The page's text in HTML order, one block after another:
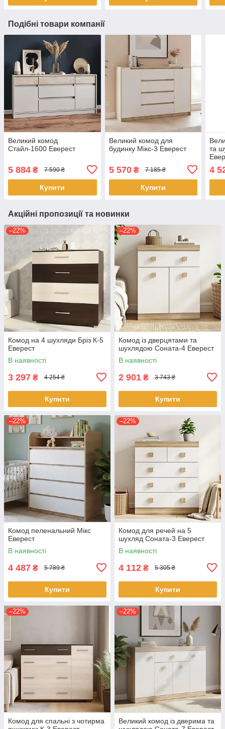
Подібні товари компанії
Великий комод
Стайл-1600 Еверест
5 884 ₴ 7 590 ₴
Купити
Великий комод для
будинку Мікс-3 Еверест
5 570₴ 7 185 ₴
Купити
та
4
Акційні пропозиції та новинки
–22%
Комод на 4 шухляди Бріз К-5
Еверест
В наявності
3 297 ₴ 4 254 ₴
Купити
–22%
Комод із дверцятами та
шухлядою Соната-4 Еверест
В наявності
2 901 ₴ 3 743 ₴
Купити
–22%
Комод пеленальний Мікс
Еверест
В наявності
4 487 ₴ 5 789 ₴
Купити
–22%
Комод для речей на 5
шухляд Соната-3 Еверест
В наявності
4 112 ₴ 5 305 ₴
Купити
–22%
Комод для спальні з чотирма
–22%
Великий комод із дверима та